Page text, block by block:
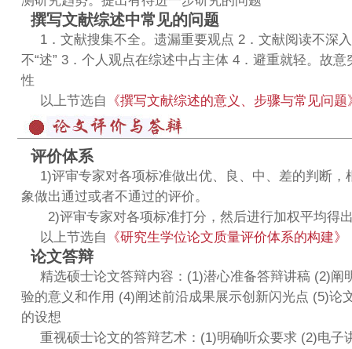
撰写文献综述中常见的问题
1．文献搜集不全。遗漏重要观点 2．文献阅读不深
不“述” 3．个人观点在综述中占主体 4．避重就轻。故
性
以上节选自 《撰写文献综述的意义、步骤与常见问题
评价体系
1)评审专家对各项标准做出优、良、中、差的判断，
象做出通过或者不通过的评价。
2)评审专家对各项标准打分，然后进行加权平均得
以上节选自 《研究生学位论文质量评价体系的构建》
论文答辩
精选硕士论文答辩内容：(1)潜心准备答辩讲稿 (2)阐
验的意义和作用 (4)阐述前沿成果展示创新闪光点 (5)论
的设想
重视硕士论文的答辩艺术：(1)明确听众要求 (2)电子